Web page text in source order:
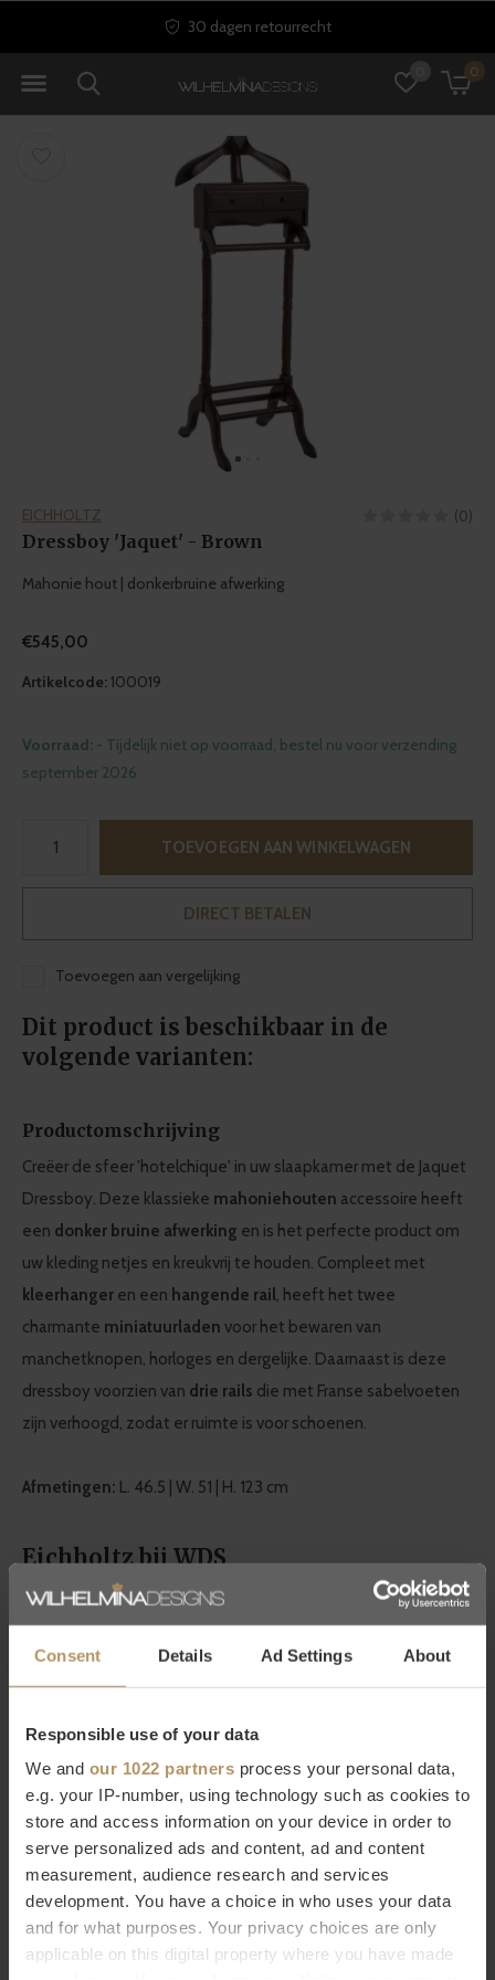
Consent Details Ad Settings About
Responsible use of your data
We and our 1022 partners process your personal data,
e.g. your IP-number, using technology such as cookies to
store and access information on your device in order to
serve personalized ads and content, ad and content
measurement, audience research and services
development. You have a choice in who uses your data
and for what purposes. Your privacy choices are only
applicable on this digital property where you have made
0
30 dagen retourrecht
EICHHOLTZ (0)
Dressboy 'Jaquet' - Brown
Mahonie hout | donkerbruine afwerking
€545,00
Artikelcode:100019
Voorraad: - Tijdelijk niet op voorraad, bestel nu voor verzending
september 2026
TOEVOEGEN AAN WINKELWAGEN
DIRECT BETALEN
Toevoegen aan vergelijking
Dit product is beschikbaar in de
volgende varianten:
Productomschrijving
Creëer de sfeer 'hotelchique' in uw slaapkamer met de Jaquet
Dressboy. Deze klassieke mahoniehouten accessoire heeft
een donker bruine afwerking en is het perfecte product om
uw kleding netjes en kreukvrij te houden. Compleet met
kleerhanger en een hangende rail, heeft het twee
charmante miniatuurladen voor het bewaren van
manchetknopen, horloges en dergelijke. Daarnaast is deze
dressboy voorzien van drie rails die met Franse sabelvoeten
zijn verhoogd, zodat er ruimte is voor schoenen.
Afmetingen: L. 46.5 | W. 51 | H. 123 cm
Eichholtz bij WDS
Eichholtz is een Nederlands merk met een
wereldwijde
bekendheidin de woonwereld en bestaat ruim twintig jaar. Zij
staan voor een hoogwaardige kwaliteit, werken met
luxe
woonaccessoires. Bij WDS vind je een
Eichholtz productendie naadloos aansluiten bij de
kenmerkendemodern chicstijl van WDS. Laat je inspireren
door de decoratieve producten van Eichholtz die aan elk
interieur iets moois toevoegen!
Wil je meer weten over Eichholtz of ben je op zoek naar een
specifiek product? Neem dan contact op met